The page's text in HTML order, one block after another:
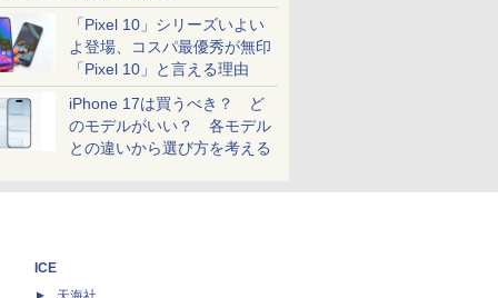
「Pixel 10」シリーズいよい
よ登場、コスパ最優秀が無印
「Pixel 10」と言える理由
iPhone 17は買うべき？ ど
のモデルがいい？ 各モデル
との違いから選び方を考える
ICE